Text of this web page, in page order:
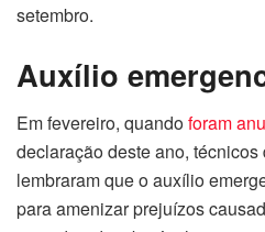
setembro.
Auxílio
Em fevereiro, quandoforam
declaração deste ano,
lembraram que o auxílio
para amenizar prejuízos